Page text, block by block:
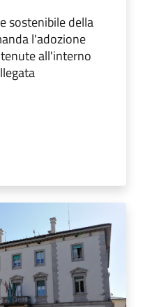
sostenibile della
l'adozione
all'interno